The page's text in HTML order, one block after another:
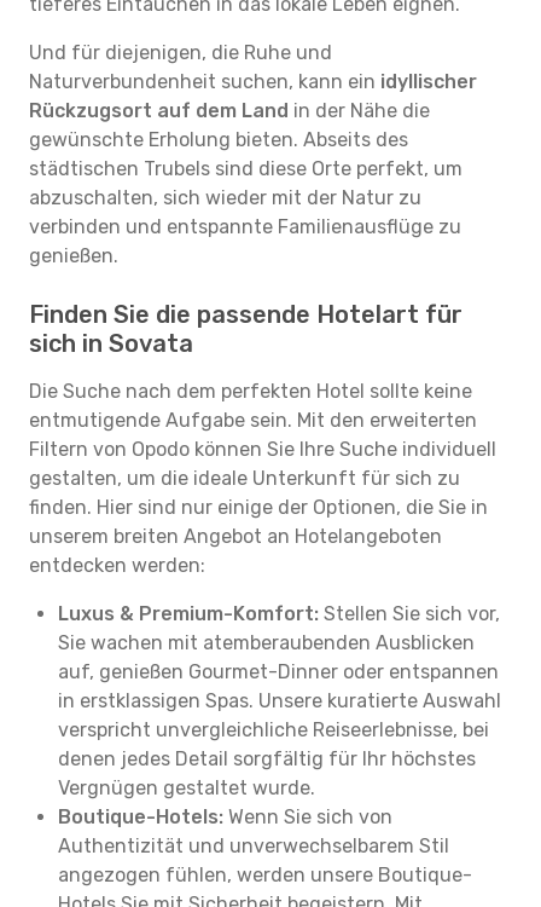
Und für diejenigen, die Ruhe und
Naturverbundenheit suchen, kann ein idyllischer
Rückzugsort auf dem Land in der Nähe die
gewünschte Erholung bieten. Abseits des
städtischen Trubels sind diese Orte perfekt, um
abzuschalten, sich wieder mit der Natur zu
verbinden und entspannte Familienausflüge zu
genießen.
Finden Sie die passende Hotelart für
sich in Sovata
Die Suche nach dem perfekten Hotel sollte keine
entmutigende Aufgabe sein. Mit den erweiterten
Filtern von Opodo können Sie Ihre Suche individuell
gestalten, um die ideale Unterkunft für sich zu
finden. Hier sind nur einige der Optionen, die Sie in
unserem breiten Angebot an Hotelangeboten
entdecken werden:
Luxus & Premium-Komfort: Stellen Sie sich vor,
Sie wachen mit atemberaubenden Ausblicken
auf, genießen Gourmet-Dinner oder entspannen
in erstklassigen Spas. Unsere kuratierte Auswahl
verspricht unvergleichliche Reiseerlebnisse, bei
denen jedes Detail sorgfältig für Ihr höchstes
Vergnügen gestaltet wurde.
Boutique-Hotels: Wenn Sie sich von
Authentizität und unverwechselbarem Stil
angezogen fühlen, werden unsere Boutique-